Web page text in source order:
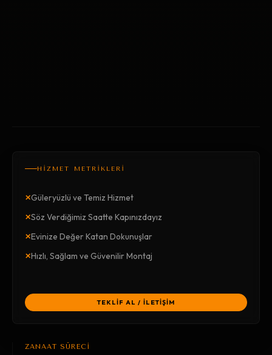
HİZMET METRİKLERİ
×Güleryüzlü ve Temiz Hizmet
×Söz Verdiğimiz Saatte Kapınızdayız
×Evinize Değer Katan Dokunuşlar
×Hızlı, Sağlam ve Güvenilir Montaj
TEKLİF AL / İLETİŞİM
ZANAAT SÜRECİ